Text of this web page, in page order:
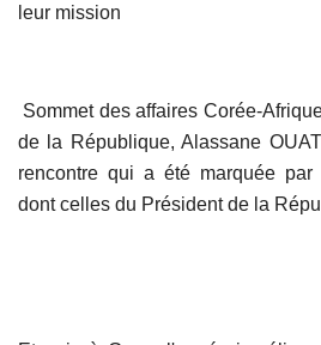
leur mission
Sommet des affaires Corée-
de la République, Alassane
rencontre qui a été marquée par
dont celles du Président de la